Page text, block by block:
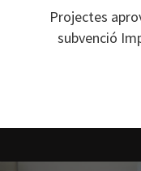
Projectes
subvenció